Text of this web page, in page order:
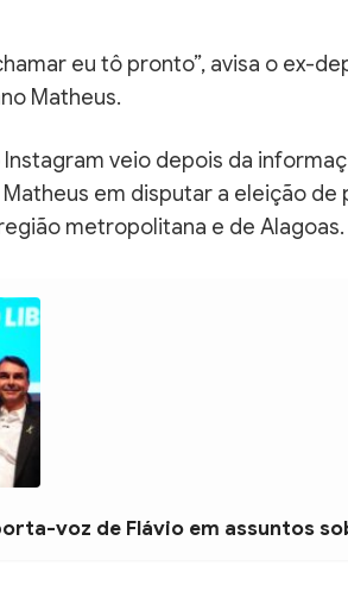
eu tô pronto”, avisa o ex-
Matheus.
veio depois da
Matheus em disputar a eleição
metropolitana e de Alagoas.
voz de Flávio em assuntos